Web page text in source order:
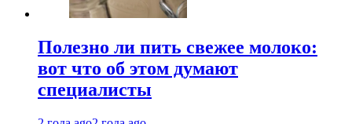
Полезно ли пить свежее молоко:
вот что об этом думают
специалисты